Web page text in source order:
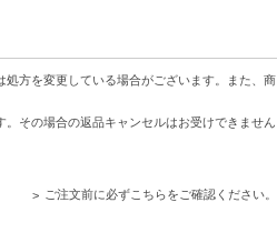
方を変更している場合がございます。また、商
その場合の返品キャンセルはお受けできません
ご注文前に必ずこちらをご確認ください。